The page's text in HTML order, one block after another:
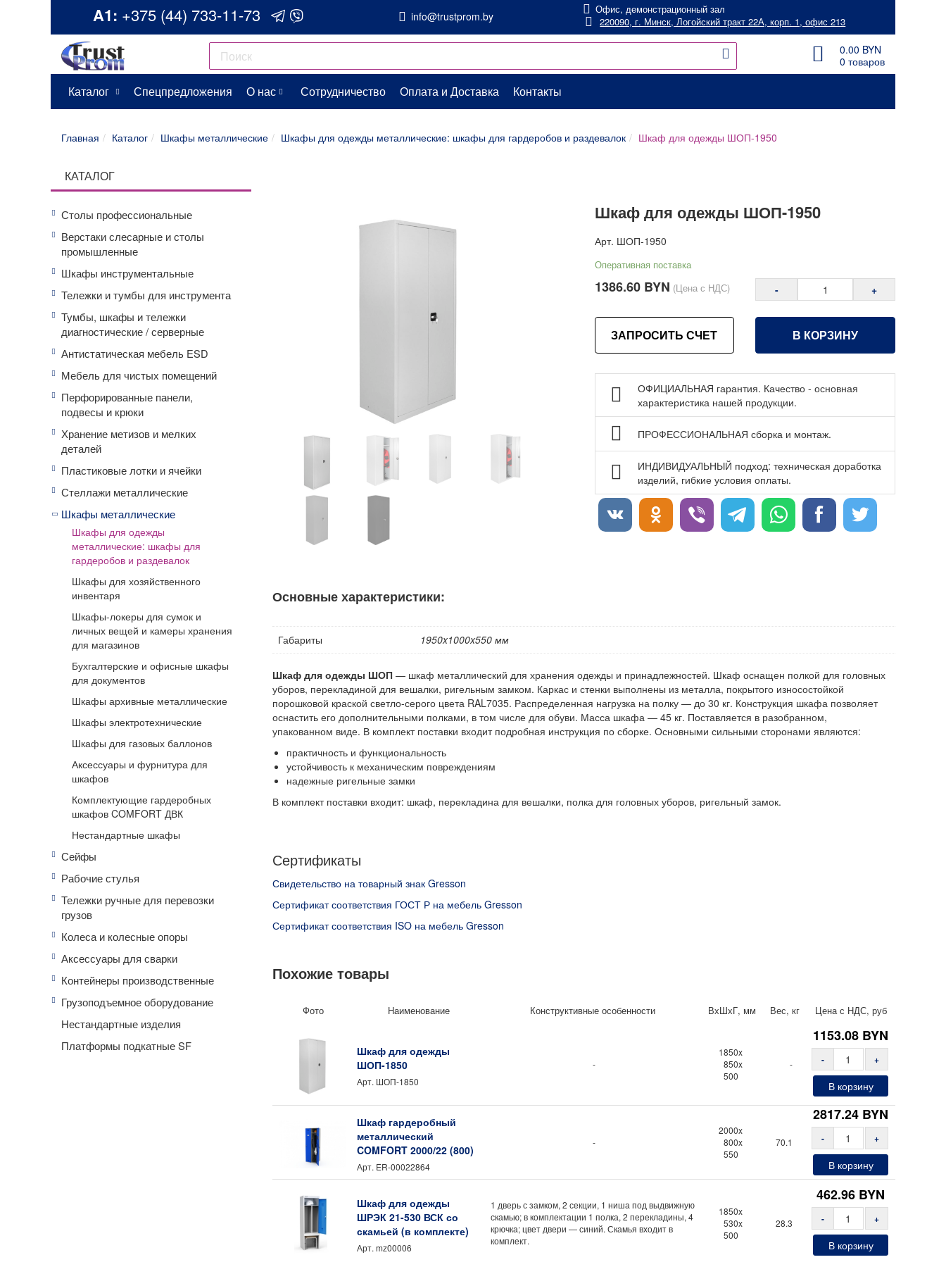
A1: +375 (44) 733-11-73 info@trustprom.by
Офис, демонстрационный зал
220090, г. Минск, Логойский тракт 22А, корп. 1, офис 213
0.00 BYN
0 товаров
Каталог Спецпредложения О нас Сотрудничество Оплата и Доставка Контакты
Главная Каталог Шкафы металлические Шкафы для одежды металлические: шкафы для гардеробов и раздевалок Шкаф для одежды ШОП-1950
КАТАЛОГ
Столы профессиональные
Верстаки слесарные и столы
промышленные
Шкафы инструментальные
Тележки и тумбы для инструмента
Тумбы, шкафы и тележки
диагностические / серверные
Антистатическая мебель ESD
Мебель для чистых помещений
Перфорированные панели,
подвесы и крюки
Хранение метизов и мелких
деталей
Пластиковые лотки и ячейки
Стеллажи металлические
Шкафы металлические
Шкафы для одежды
металлические: шкафы для
гардеробов и раздевалок
Шкафы для хозяйственного
инвентаря
Шкафы-локеры для сумок и
личных вещей и камеры хранения
для магазинов
Бухгалтерские и офисные шкафы
для документов
Шкафы архивные металлические
Шкафы электротехнические
Шкафы для газовых баллонов
Аксессуары и фурнитура для
шкафов
Комплектующие гардеробных
шкафов COMFORT ДВК
Нестандартные шкафы
Сейфы
Рабочие стулья
Тележки ручные для перевозки
грузов
Колеса и колесные опоры
Аксессуары для сварки
Контейнеры производственные
Грузоподъемное оборудование
Нестандартные изделия
Платформы подкатные SF
Шкаф для одежды ШОП-1950
Арт. ШОП-1950
Оперативная поставка
1386.60 BYN (Цена с НДС) - +
ЗАПРОСИТЬ СЧЕТ В КОРЗИНУ
ОФИЦИАЛЬНАЯ гарантия. Качество - основная
характеристика нашей продукции.
ПРОФЕССИОНАЛЬНАЯ сборка и монтаж.
ИНДИВИДУАЛЬНЫЙ подход: техническая доработка
изделий, гибкие условия оплаты.
Основные характеристики:
Габариты 1950x1000x550 мм
Шкаф для одежды ШОП — шкаф металлический для хранения одежды и принадлежностей. Шкаф оснащен полкой для головных
уборов, перекладиной для вешалки, ригельным замком. Каркас и стенки выполнены из металла, покрытого износостойкой
порошковой краской светло-серого цвета RAL7035. Распределенная нагрузка на полку — до 30 кг. Конструкция шкафа позволяет
оснастить его дополнительными полками, в том числе для обуви. Масса шкафа — 45 кг. Поставляется в разобранном,
упакованном виде. В комплект поставки входит подробная инструкция по сборке. Основными сильными сторонами являются:
практичность и функциональность
устойчивость к механическим повреждениям
надежные ригельные замки
В комплект поставки входит: шкаф, перекладина для вешалки, полка для головных уборов, ригельный замок.
Сертификаты
Свидетельство на товарный знак Gresson
Сертификат соответствия ГОСТ Р на мебель Gresson
Сертификат соответствия ISO на мебель Gresson
Похожие товары
Фото Наименование Конструктивные особенности ВхШхГ, мм Вес, кг Цена с НДС, руб
Шкаф для одежды
ШОП-1850
Арт. ШОП-1850
-
1850x
850x
500
-
1153.08 BYN
- +
В корзину
Шкаф гардеробный
металлический
COMFORT 2000/22 (800)
Арт. ER-00022864
-
2000x
800x
550
70.1
2817.24 BYN
- +
В корзину
Шкаф для одежды
ШРЭК 21-530 ВСК со
скамьей (в комплекте)
Арт. mz00006
1 дверь с замком, 2 секции, 1 ниша под выдвижную
скамью; в комплектации 1 полка, 2 перекладины, 4
крючка; цвет двери — синий. Скамья входит в
комплект.
1850x
530x
500
28.3
462.96 BYN
- +
В корзину